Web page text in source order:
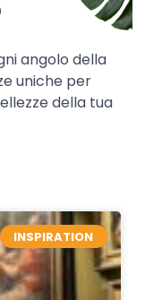
angolo della
uniche per
della tua
INSPIRATION